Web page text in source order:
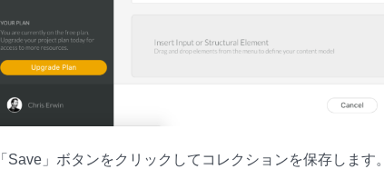
「Save」ボタンをクリックしてコレクションを保存します。